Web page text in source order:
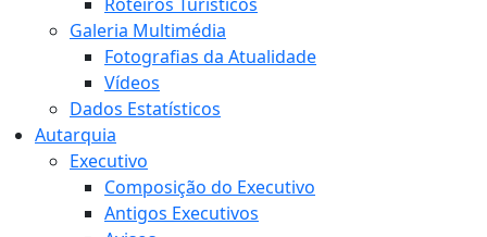
Galeria Multimédia
Fotografias da Atualidade
Vídeos
Dados Estatísticos
Autarquia
Executivo
Composição do Executivo
Antigos Executivos